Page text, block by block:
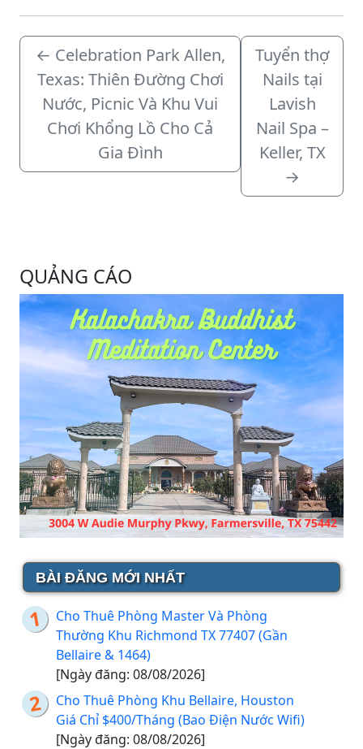
← Celebration Park Allen,
Texas: Thiên Đường Chơi
Nước, Picnic Và Khu Vui
Chơi Khổng Lồ Cho Cả
Gia Đình
Tuyển thợ
Nails tại
Lavish
Nail Spa –
Keller, TX
→
QUẢNG CÁO
BÀI ĐĂNG MỚI NHẤT
Cho Thuê Phòng Master Và Phòng
Thường Khu Richmond TX 77407 (Gần
Bellaire & 1464)
[Ngày đăng: 08/08/2026]
Cho Thuê Phòng Khu Bellaire, Houston
Giá Chỉ $400/Tháng (Bao Điện Nước Wifi)
[Ngày đăng: 08/08/2026]